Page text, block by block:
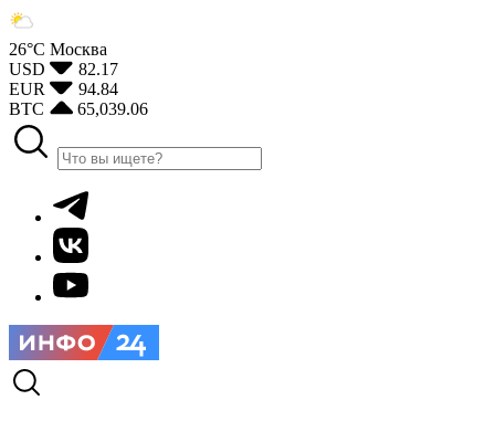
26°С Москва
USD
82.17
EUR
94.84
BTC
65,039.06